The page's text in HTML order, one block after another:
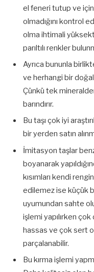
el feneri tutup ve
olmadığını kontrol
olma ihtimali
parıltılı renkler
Ayrıca bununla
ve herhangi bir
Çünkü tek
barındırır.
Bu taşı çok iyi
bir yerden satın
İmitasyon taşlar
boyanarak
kısımları kendi
edilemez ise küçük bir
uyumundan sahte
işlemi yapılırken
hassas ve çok sert
parçalanabilir.
Bu kırma işlemi